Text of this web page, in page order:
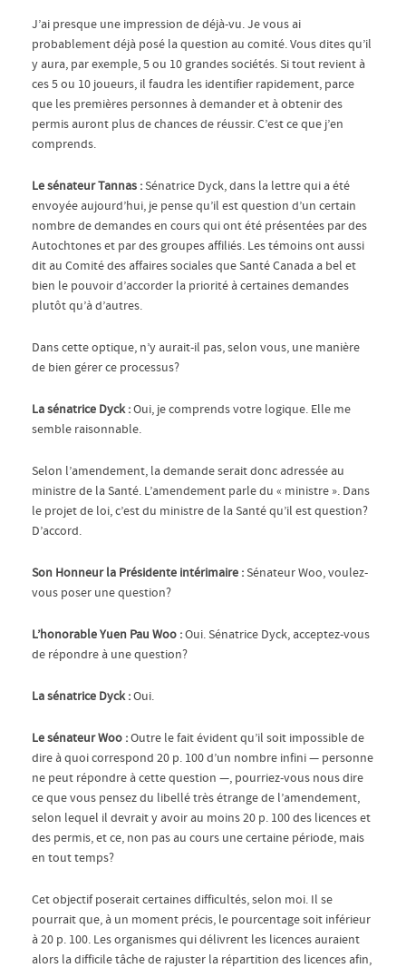
J’ai presque une impression de déjà-vu. Je vous ai
probablement déjà posé la question au comité. Vous dites qu’il
y aura, par exemple, 5 ou 10 grandes sociétés. Si tout revient à
ces 5 ou 10 joueurs, il faudra les identifier rapidement, parce
que les premières personnes à demander et à obtenir des
permis auront plus de chances de réussir. C’est ce que j’en
comprends.
Le sénateur Tannas :Sénatrice Dyck, dans la lettre qui a été
envoyée aujourd’hui, je pense qu’il est question d’un certain
nombre de demandes en cours qui ont été présentées par des
Autochtones et par des groupes affiliés. Les témoins ont aussi
dit au Comité des affaires sociales que Santé Canada a bel et
bien le pouvoir d’accorder la priorité à certaines demandes
plutôt qu’à d’autres.
Dans cette optique, n’y aurait-il pas, selon vous, une manière
de bien gérer ce processus?
La sénatrice Dyck :Oui, je comprends votre logique. Elle me
semble raisonnable.
Selon l’amendement, la demande serait donc adressée au
ministre de la Santé. L’amendement parle du « ministre ». Dans
le projet de loi, c’est du ministre de la Santé qu’il est question?
D’accord.
Son Honneur la Présidente intérimaire :Sénateur Woo, voulez-
vous poser une question?
L’honorable Yuen Pau Woo :Oui. Sénatrice Dyck, acceptez-vous
de répondre à une question?
La sénatrice Dyck :Oui.
Le sénateur Woo :Outre le fait évident qu’il soit impossible de
dire à quoi correspond 20 p. 100 d’un nombre infini — personne
ne peut répondre à cette question —, pourriez-vous nous dire
ce que vous pensez du libellé très étrange de l’amendement,
selon lequel il devrait y avoir au moins 20 p. 100 des licences et
des permis, et ce, non pas au cours une certaine période, mais
en tout temps?
Cet objectif poserait certaines difficultés, selon moi. Il se
pourrait que, à un moment précis, le pourcentage soit inférieur
à 20 p. 100. Les organismes qui délivrent les licences auraient
alors la difficile tâche de rajuster la répartition des licences afin,